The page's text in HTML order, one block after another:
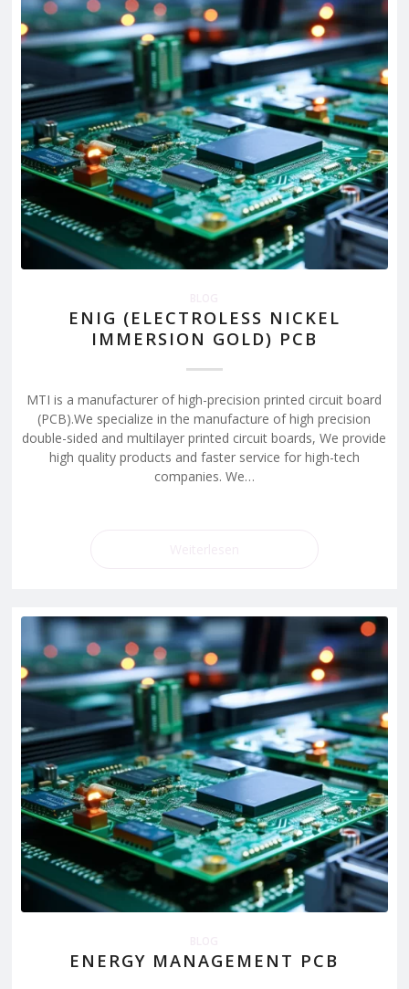
ENIG (ELECTROLESS NICKEL
IMMERSION GOLD) PCB
MTI is a manufacturer of high-precision printed circuit board
(PCB).We specialize in the manufacture of high precision
double-sided and multilayer printed circuit boards, We provide
high quality products and faster service for high-tech
companies. We…
ENERGY MANAGEMENT PCB